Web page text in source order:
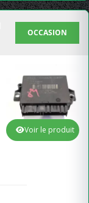
OCCASION
Voir le produit